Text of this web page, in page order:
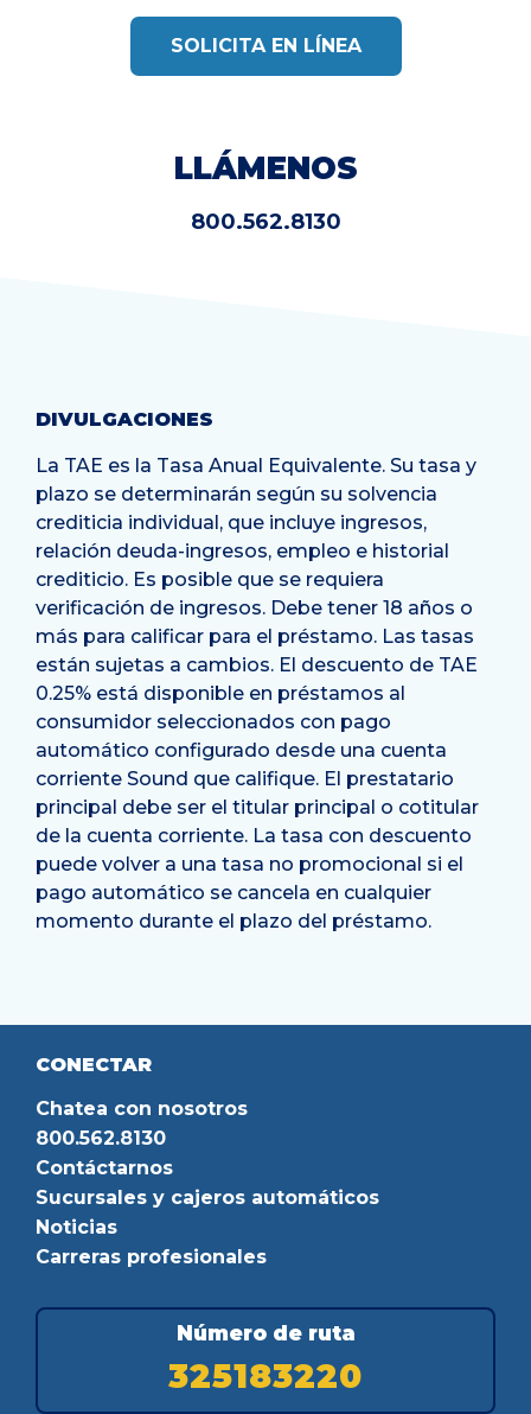
SOLICITA EN LÍNEA
LLÁMENOS
800.562.8130
DIVULGACIONES
La TAE es la Tasa Anual Equivalente. Su tasa y
plazo se determinarán según su solvencia
crediticia individual, que incluye ingresos,
relación deuda-ingresos, empleo e historial
crediticio. Es posible que se requiera
verificación de ingresos. Debe tener 18 años o
más para calificar para el préstamo. Las tasas
están sujetas a cambios. El descuento de TAE
0.25% está disponible en préstamos al
consumidor seleccionados con pago
automático configurado desde una cuenta
corriente Sound que califique. El prestatario
principal debe ser el titular principal o cotitular
de la cuenta corriente. La tasa con descuento
puede volver a una tasa no promocional si el
pago automático se cancela en cualquier
momento durante el plazo del préstamo.
CONECTAR
Chatea con nosotros
800.562.8130
Contáctarnos
Sucursales y cajeros automáticos
Noticias
Carreras profesionales
Número de ruta
325183220